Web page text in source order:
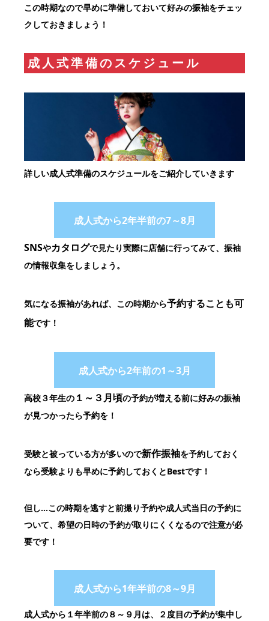
この時期なので早めに準備しておいて好みの振袖をチェッ
クしておきましょう！
成人式準備のスケジュール
詳しい成人式準備のスケジュールをご紹介していきます
成人式から2年半前の7～8月
SNSやカタログで見たり実際に店舗に行ってみて、振袖
の情報収集をしましょう。
気になる振袖があれば、この時期から予約することも可
能です！
成人式から2年前の1～3月
高校３年生の １～３月頃の予約が増える前に好みの振袖
が見つかったら予約を！
受験と被っている方が多いので新作振袖を予約しておく
なら受験よりも早めに予約しておくとBestです！
但し…この時期を逃すと前撮り予約や成人式当日の予約に
ついて、希望の日時の予約が取りにくくなるので注意が必
要です！
成人式から1年半前の8～9月
成人式から１年半前の８～９月は、２度目の予約が集中し